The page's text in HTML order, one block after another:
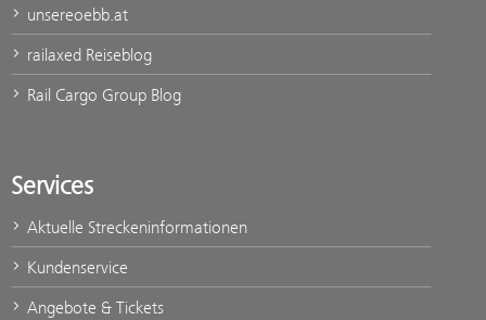
unsereoebb.at
railaxed Reiseblog
Rail Cargo Group Blog
Services
Aktuelle Streckeninformationen
Kundenservice
Angebote & Tickets